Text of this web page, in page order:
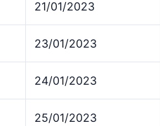
21/01/2023
23/01/2023
24/01/2023
25/01/2023